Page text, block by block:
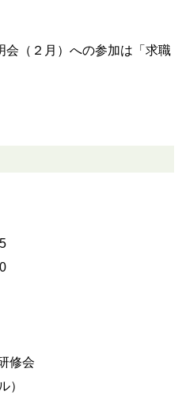
会（２月）への参加は「求職
修会
）